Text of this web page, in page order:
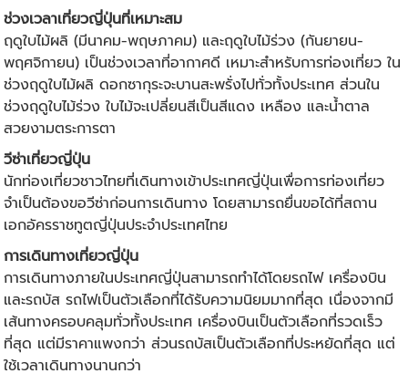
ช่วงเวลาเที่ยวญี่ปุ่นที่เหมาะสม
ฤดูใบไม้ผลิ (มีนาคม-พฤษภาคม) และฤดูใบไม้ร่วง (กันยายน-
พฤศจิกายน) เป็นช่วงเวลาที่อากาศดี เหมาะสำหรับการท่องเที่ยว ใน
ช่วงฤดูใบไม้ผลิ ดอกซากุระจะบานสะพรั่งไปทั่วทั้งประเทศ ส่วนใน
ช่วงฤดูใบไม้ร่วง ใบไม้จะเปลี่ยนสีเป็นสีแดง เหลือง และน้ำตาล
สวยงามตระการตา
วีซ่าเที่ยวญี่ปุ่น
นักท่องเที่ยวชาวไทยที่เดินทางเข้าประเทศญี่ปุ่นเพื่อการท่องเที่ยว
จำเป็นต้องขอวีซ่าก่อนการเดินทาง โดยสามารถยื่นขอได้ที่สถาน
เอกอัครราชทูตญี่ปุ่นประจำประเทศไทย
การเดินทางเที่ยวญี่ปุ่น
การเดินทางภายในประเทศญี่ปุ่นสามารถทำได้โดยรถไฟ เครื่องบิน
และรถบัส รถไฟเป็นตัวเลือกที่ได้รับความนิยมมากที่สุด เนื่องจากมี
เส้นทางครอบคลุมทั่วทั้งประเทศ เครื่องบินเป็นตัวเลือกที่รวดเร็ว
ที่สุด แต่มีราคาแพงกว่า ส่วนรถบัสเป็นตัวเลือกที่ประหยัดที่สุด แต่
ใช้เวลาเดินทางนานกว่า